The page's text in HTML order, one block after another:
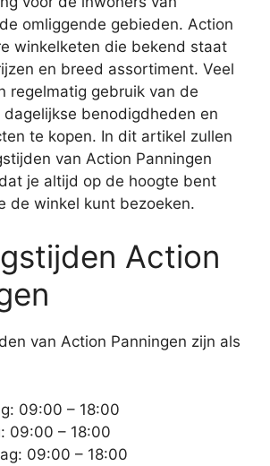
omliggende gebieden. Action
winkelketen die bekend staat
en breed assortiment. Veel
regelmatig gebruik van de
benodigdheden en
te kopen. In dit artikel zullen
van Action Panningen
je altijd op de hoogte bent
de winkel kunt bezoeken.
Action
van Action Panningen zijn als
09:00 – 18:00
09:00 – 18:00
09:00 – 18:00